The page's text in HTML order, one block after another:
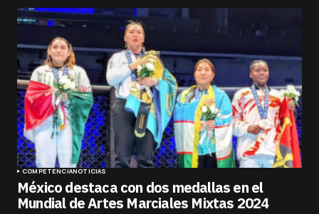
COMPETENCIANOTICIAS
México destaca con dos medallas en el
Mundial de Artes Marciales Mixtas 2024